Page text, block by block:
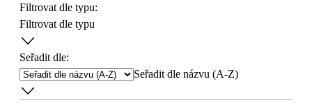
Filtrovat dle typu:
Filtrovat dle typu
Seřadit dle:
Seřadit dle názvu (A-Z)